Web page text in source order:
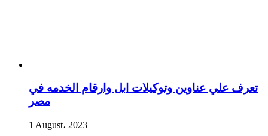
تعرف علي عناوين وتوكيلات ابل وارقام الخدمه في
مصر
1 August، 2023